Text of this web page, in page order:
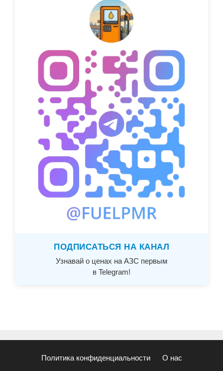
ПОДПИСАТЬСЯ НА КАНАЛ
Узнавай о ценах на АЗС первым
в Telegram!
Политика конфиденциальности О нас